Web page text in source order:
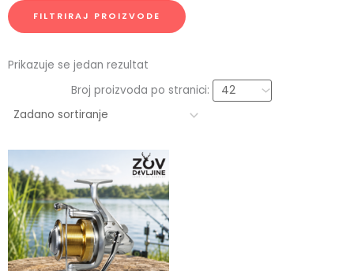
FILTRIRAJ PROIZVODE
Prikazuje se jedan rezultat
Broj proizvoda po stranici: